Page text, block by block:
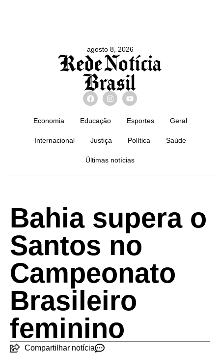
agosto 8, 2026
Economia Educação Esportes Geral
Internacional Justiça Política Saúde
Últimas notícias
Bahia supera o
Santos no
Campeonato
Brasileiro
feminino
Compartilhar notícia